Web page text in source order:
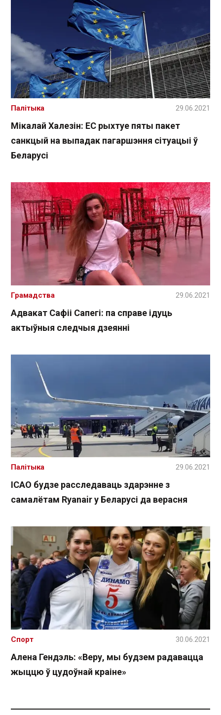
Мікалай Халезін: ЕС рыхтуе пяты пакет
санкцый на выпадак пагаршэння сітуацыі ў
Беларусі
Палітыка 29.06.2021
Адвакат Сафіі Сапегі: па справе ідуць
актыўныя следчыя дзеянні
Грамадства 29.06.2021
ICAO будзе расследаваць здарэнне з
самалётам Ryanair у Беларусі да верасня
Палітыка 29.06.2021
Алена Гендэль: «Веру, мы будзем радавацца
жыццю ў цудоўнай краіне»
Спорт 30.06.2021